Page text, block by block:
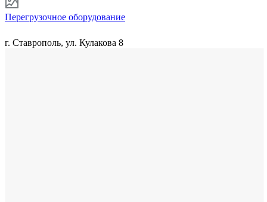
Перегрузочное оборудование
г. Ставрополь, ул. Кулакова 8